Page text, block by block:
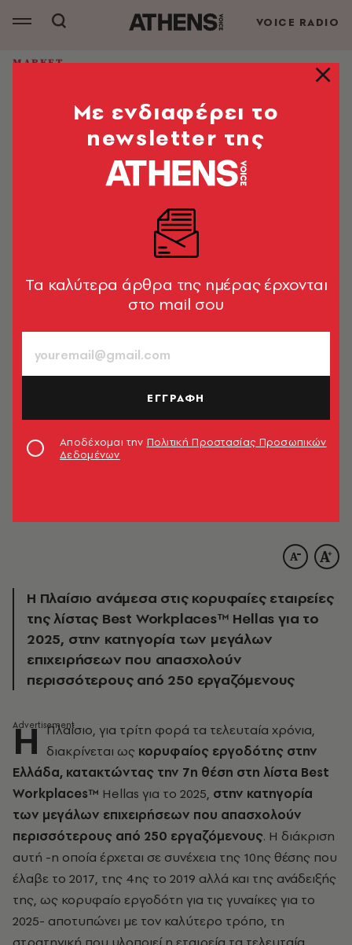
VOICE RADIO
MARKET
Η Πλαίσιο ανάμεσα στις κορυφαίες
εταιρείες της λίστας Best
Workplaces™ Hellas για το 2025
Στην κατηγορία των μεγάλων επιχειρήσεων που
απασχολούν περισσότερους από 250 εργαζόμενους
1’ ΔΙΑΒΑΣΜΑ
Η Πλαίσιο ανάμεσα στις κορυφαίες εταιρείες
της λίστας Best Workplaces™ Hellas για το
2025, στην κατηγορία των μεγάλων
επιχειρήσεων που απασχολούν
περισσότερους από 250 εργαζόμενους
Η Πλαίσιο, για τρίτη φορά τα τελευταία χρόνια,
διακρίνεται ως κορυφαίος εργοδότης στην
Ελλάδα, κατακτώντας την 7η θέση στη λίστα Best
Workplaces™ Hellas για το 2025, στην κατηγορία
των μεγάλων επιχειρήσεων που απασχολούν
περισσότερους από 250 εργαζόμενους. Η διάκριση
αυτή -η οποία έρχεται σε συνέχεια της 10ης θέσης που
έλαβε το 2017, της 4ης το 2019 αλλά και της ανάδειξής
της, ως κορυφαίο εργοδότη για τις γυναίκες για το
2025- αποτυπώνει με τον καλύτερο τρόπο, τη
Mε ενδιαφέρει το
newsletter της
Tα καλύτερα άρθρα της ημέρας έρχονται
στο mail σου
ΕΓΓΡΑΦΗ
Αποδέχομαι την Πολιτική Προστασίας Προσωπικών
Δεδομένων